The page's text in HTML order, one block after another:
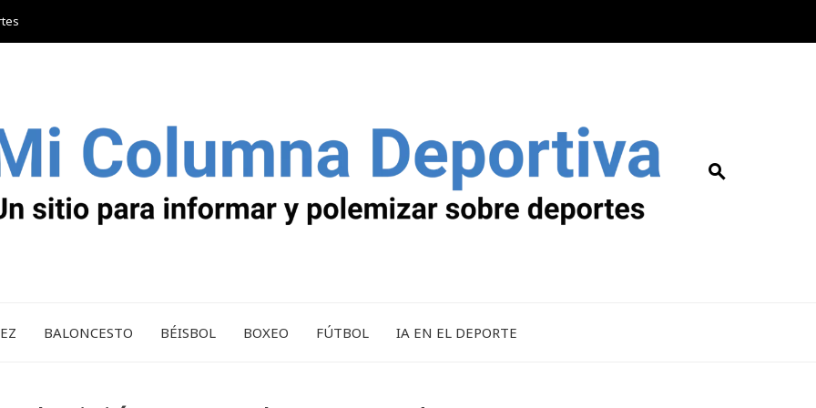
BALONCESTO BÉISBOL BOXEO FÚTBOL IA EN EL DEPORTE